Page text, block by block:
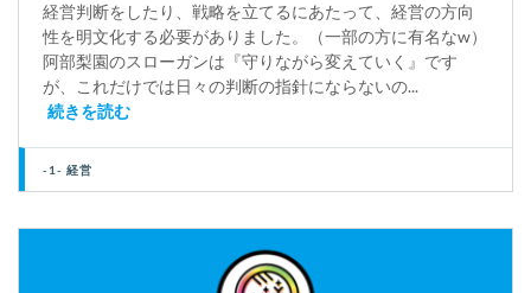
経営判断をしたり、戦略を立てるにあたって、経営の方向
性を明文化する必要がありました。（一部の方に有名なw）
阿部梨園のスローガンは『守りながら変えていく』です
が、これだけでは日々の判断の指針にならないの...
続きを読む
-1- 経営